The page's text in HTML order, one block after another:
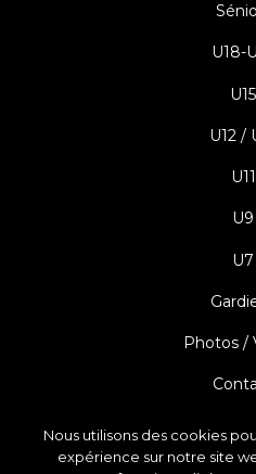
U18-
U15
U12 /
U11
U9
U7
Photos /
Mentions
Politique de
Nous utilisons des cookies
expérience sur notre site